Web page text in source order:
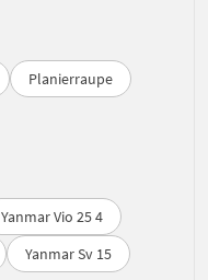
Planierraupe
Yanmar Vio 25 4
Yanmar Sv 15